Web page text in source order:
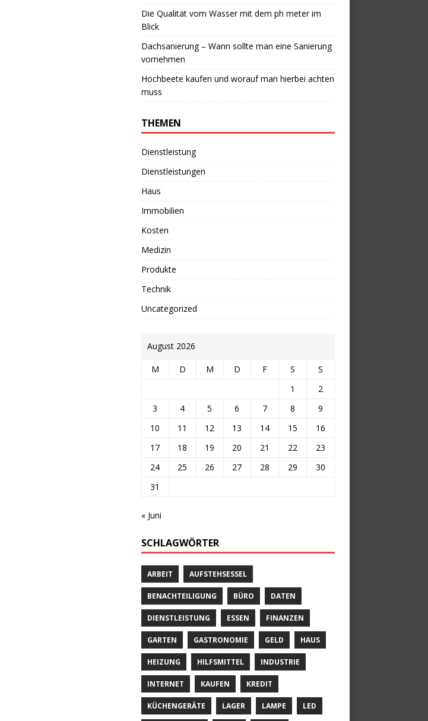
Die Qualität vom Wasser mit dem ph meter im
Blick
Dachsanierung – Wann sollte man eine Sanierung
vornehmen
Hochbeete kaufen und worauf man hierbei achten
muss
THEMEN
Dienstleistung
Dienstleistungen
Haus
Immobilien
Kosten
Medizin
Produkte
Technik
Uncategorized
August 2026
M D M D F S
S
1
2
3
4 5 6 7 8
9
10
11 12 13 14 15
16
17
18 19 20 21 22
23
24
25 26 27 28 29
30
31
« Juni
SCHLAGWÖRTER
ARBEIT AUFSTEHSESSEL
BENACHTEILIGUNG BÜRO DATEN
DIENSTLEISTUNG ESSEN FINANZEN
GARTEN GASTRONOMIE GELD HAUS
HEIZUNG HILFSMITTEL INDUSTRIE
INTERNET KAUFEN KREDIT
KÜCHENGERÄTE LAGER LAMPE LED